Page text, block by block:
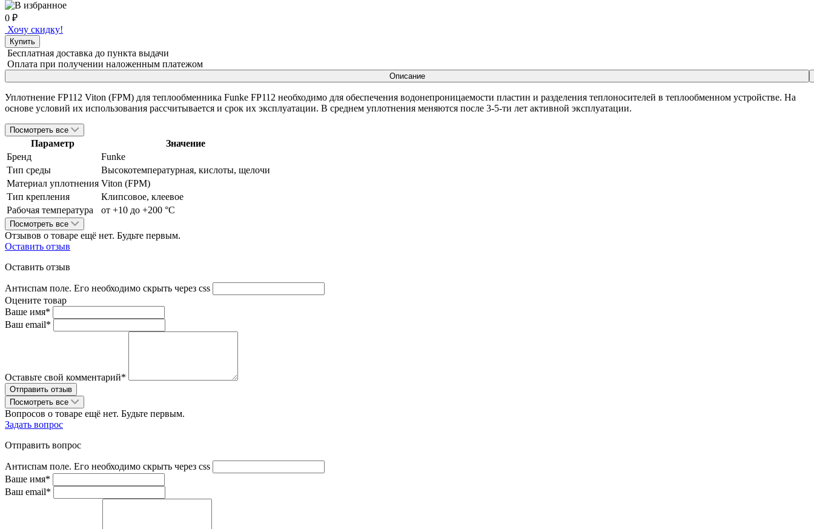
0 ₽
Хочу скидку!
Купить
Бесплатная доставка до пункта выдачи
Оплата при получении наложенным платежом
Описание
Уплотнение FP112 Viton (FPM) для теплообменника Funke FP112 необходимо для обеспечения водонепроницаемости пластин и разделения теплоносителей в теплообменном устройстве. На
основе условий их использования рассчитывается и срок их эксплуатации. В среднем уплотнения меняются после 3-5-ти лет активной эксплуатации.
Посмотреть все
Параметр
Значение
Бренд
Funke
Тип среды
Высокотемпературная, кислоты, щелочи
Материал уплотнения Viton (FPM)
Тип крепления
Клипсовое, клеевое
Рабочая температура
от +10 до +200 °С
Посмотреть все
Отзывов о товаре ещё нет. Будьте первым.
Оставить отзыв
Оставить отзыв
Антиспам поле. Его необходимо скрыть через css
Оцените товар
Ваше имя*
Ваш email*
Оставьте свой комментарий*
Посмотреть все
Вопросов о товаре ещё нет. Будьте первым.
Задать вопрос
Отправить вопрос
Антиспам поле. Его необходимо скрыть через css
Ваше имя*
Ваш email*